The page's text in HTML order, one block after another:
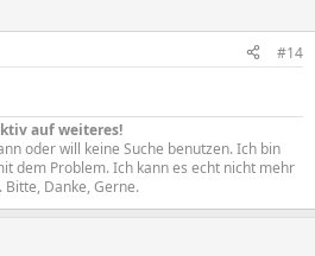
#14
auf weiteres!
oder will keine Suche benutzen. Ich bin
dem Problem. Ich kann es echt nicht mehr
Bitte, Danke, Gerne.​